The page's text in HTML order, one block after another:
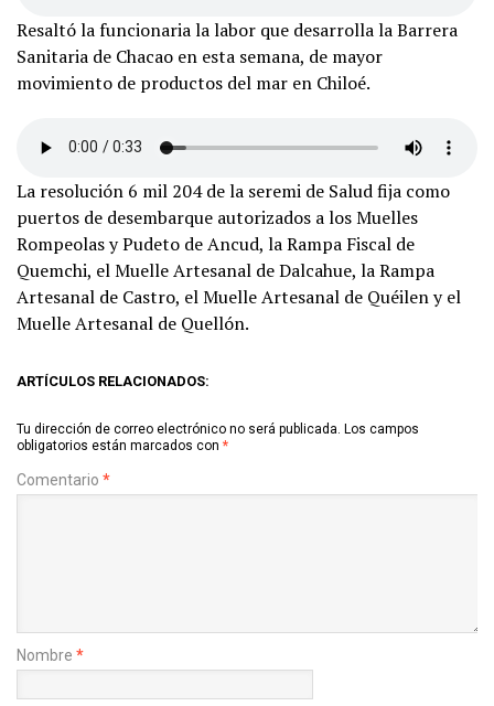
Resaltó la funcionaria la labor que desarrolla la Barrera
Sanitaria de Chacao en esta semana, de mayor
movimiento de productos del mar en Chiloé.
La resolución 6 mil 204 de la seremi de Salud fija como
puertos de desembarque autorizados a los Muelles
Rompeolas y Pudeto de Ancud, la Rampa Fiscal de
Quemchi, el Muelle Artesanal de Dalcahue, la Rampa
Artesanal de Castro, el Muelle Artesanal de Quéilen y el
Muelle Artesanal de Quellón.
ARTÍCULOS RELACIONADOS:
Tu dirección de correo electrónico no será publicada. Los campos
obligatorios están marcados con *
Comentario *
Nombre *